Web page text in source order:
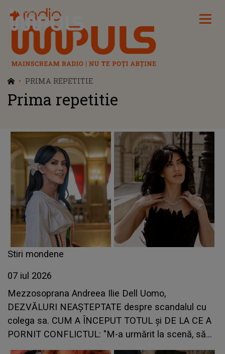
Radio Impuls
PRIMA REPETITIE
Prima repetitie
Stiri mondene
07 iul 2026
Mezzosoprana Andreea Ilie Dell Uomo,
DEZVĂLURI NEAȘTEPTATE despre scandalul cu
colega sa. CUM A ÎNCEPUT TOTUL și DE LA CE A
PORNIT CONFLICTUL: "M-a urmărit la scenă, să
vadă dacă..."